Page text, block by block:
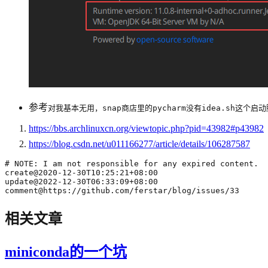
参考对我基本无用，snap商店里的pycharm没有idea.sh这个启动
https://bbs.archlinuxcn.org/viewtopic.php?pid=43982#p43982
https://blog.csdn.net/u011166277/article/details/106287587
comment@https://github.com/ferstar/blog/issues/33
相关文章
miniconda的一个坑